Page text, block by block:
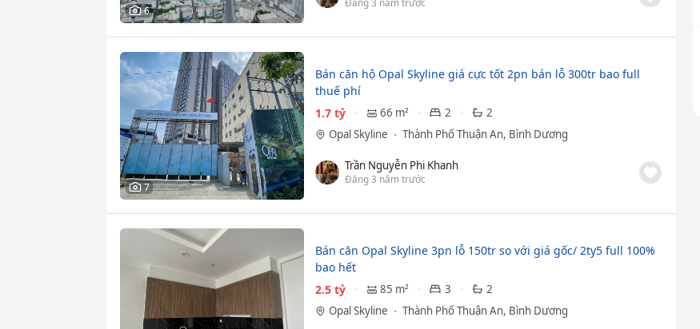
6
7
Bán căn hộ Opal Skyline giá cực tốt 2pn bán lỗ 300tr bao full
thuế phí
1.7 tỷ
66 m² 2
2
Opal Skyline
Thành Phố Thuận An, Bình Dương
Trần Nguyễn Phi Khanh
Đăng 3 năm trước
Bán căn Opal Skyline 3pn lỗ 150tr so với giá gốc/ 2ty5 full 100%
bao hết
2.5 tỷ
85 m² 3
2
Opal Skyline
Thành Phố Thuận An, Bình Dương